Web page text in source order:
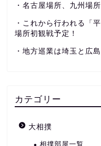
・名古屋場所、九州場
・これから行われる「
場所初観戦予定！
・地方巡業は埼玉と広
カテゴリー
大相撲
相撲部屋一覧